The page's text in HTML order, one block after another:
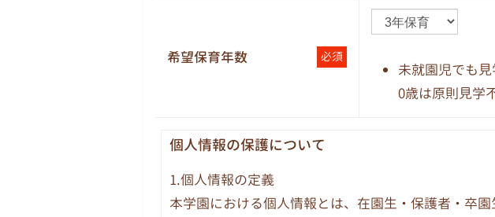
希望保育年数 必須
未就園児でも
0歳は原則見学
個人情報の保護について
1.個人情報の定義
本学園における個人情報とは、在園生・保護者・卒